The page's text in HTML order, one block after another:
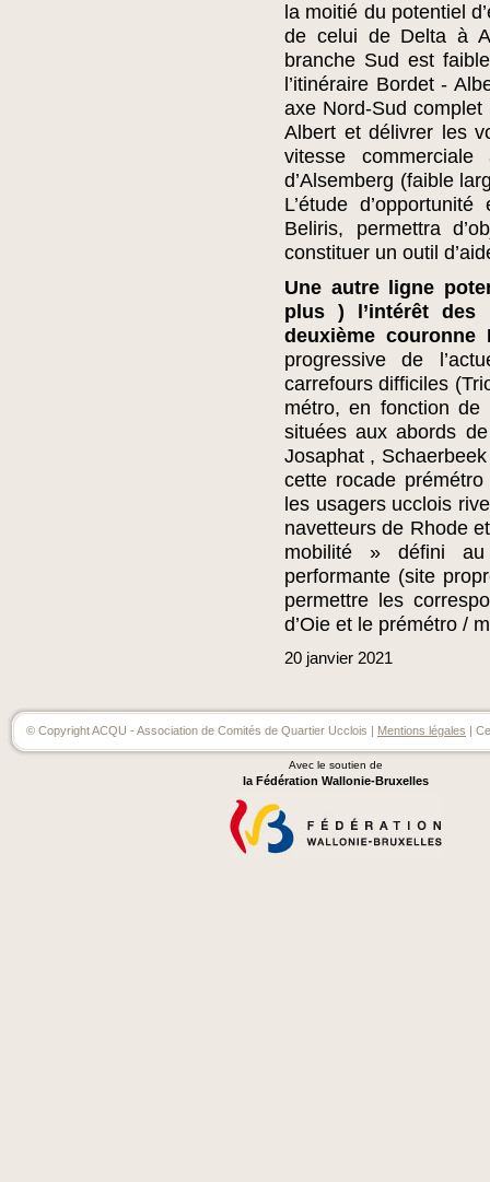
la moitié du potentiel
de celui de Delta à
branche Sud est
l’itinéraire Bordet -
axe Nord-Sud
Albert et délivrer les
vitesse
d’Alsemberg (faible
L’étude
Beliris, permettra
constituer un outil
Une autre ligne
plus ) l’intérêt des
deuxième
progressive de
carrefours difficiles
métro, en fonction de
situées aux abords
Josaphat ,
cette rocade
les usagers ucclois
navetteurs de Rhode
mobilité » défini
performante (site
permettre les
d’Oie et le prémétro /
20 janvier 2021
© Copyright ACQU - Association de Comités de Quartier Ucclois | Mentions légales |
Avec le soutien de
la Fédération Wallonie-Bruxelles